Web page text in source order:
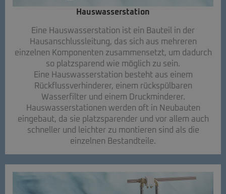
Hauswasserstation
Eine Hauswasserstation ist ein Bauteil in der
Hausanschlussleitung, das sich aus mehreren
einzelnen Komponenten zusammensetzt, um dadurch
so platzsparend wie möglich zu sein.
Eine Hauswasserstation besteht aus einem
Rückflussverhinderer, einem rückspülbaren
Wasserfilter und einem Druckminderer.
Hauswasserstationen werden oft in Neubauten
eingebaut, da sie platzsparender und vor allem auch
schneller und leichter zu montieren sind als die
einzelnen Bestandteile.